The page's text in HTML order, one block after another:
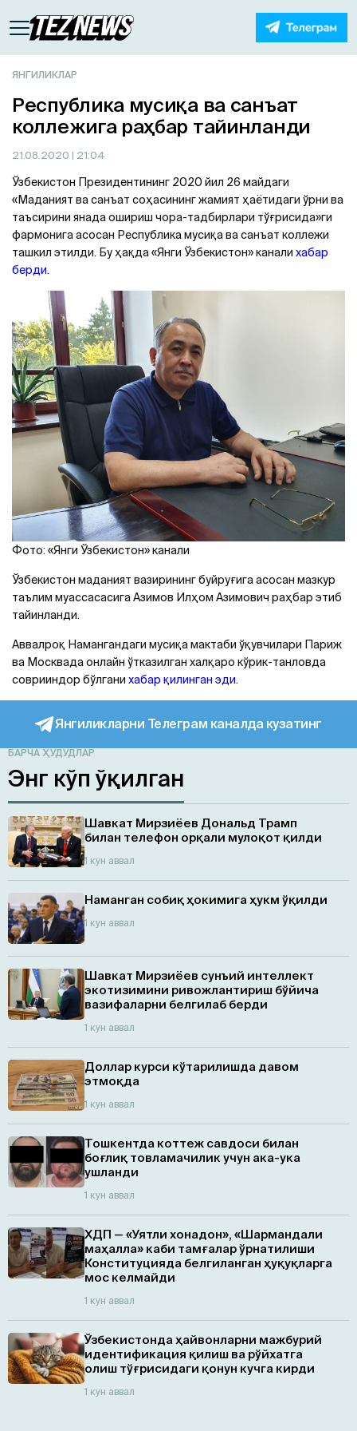
ЯНГИЛИКЛАР
Республика мусиқа ва санъат
коллежига раҳбар тайинланди
21.08.2020 | 21:04
Ўзбекистон Президентининг 2020 йил 26 майдаги
«Маданият ва санъат соҳасининг жамият ҳаётидаги ўрни ва
таъсирини янада ошириш чора-тадбирлари тўғрисида»ги
фармонига асосан Республика мусиқа ва санъат коллежи
ташкил этилди. Бу ҳақда «Янги Ўзбекистон» канали хабар
берди.
Фото: «Янги Ўзбекистон» канали
Ўзбекистон маданият вазирининг буйруғига асосан мазкур
таълим муассасасига Азимов Илҳом Азимович раҳбар этиб
тайинланди.
Аввалроқ Намангандаги мусиқа мактаби ўқувчилари Париж
ва Москвада онлайн ўтказилган халқаро кўрик-танловда
соврииндор бўлгани хабар қилинган эди.
Янгиликларни Телеграм каналда кузатинг
БАРЧА ҲУДУДЛАР
Энг кўп ўқилган
Шавкат Мирзиёев Дональд Трамп
билан телефон орқали мулоқот қилди
1 кун аввал
Наманган собиқ ҳокимига ҳукм ўқилди
1 кун аввал
Шавкат Мирзиёев сунъий интеллект
экотизимини ривожлантириш бўйича
вазифаларни белгилаб берди
1 кун аввал
Доллар курси кўтарилишда давом
этмоқда
1 кун аввал
Тошкентда коттеж савдоси билан
боғлиқ товламачилик учун ака-ука
ушланди
1 кун аввал
ХДП — «Уятли хонадон», «Шармандали
маҳалла» каби тамғалар ўрнатилиши
Конституцияда белгиланган ҳуқуқларга
мос келмайди
1 кун аввал
Ўзбекистонда ҳайвонларни мажбурий
идентификация қилиш ва рўйхатга
олиш тўғрисидаги қонун кучга кирди
1 кун аввал